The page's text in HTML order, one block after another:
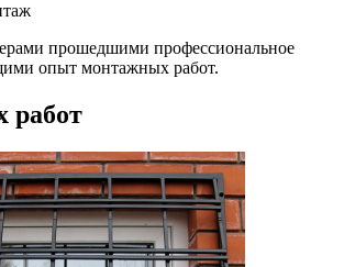
прошедшими профессиональное
опыт монтажных работ.
работ